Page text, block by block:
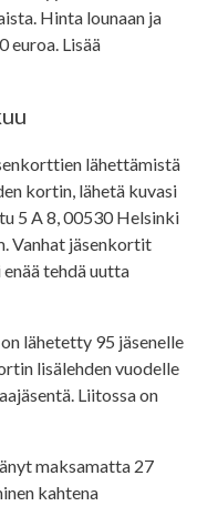
Hinta lounaan ja
euroa. Lisää
lähettämistä
kortin, lähetä kuvasi
5 A 8, 00530 Helsinki
Vanhat jäsenkortit
tehdä uutta
lähetetty 95 jäsenelle
lisälehden vuodelle
Liitossa on
maksamatta 27
kahtena